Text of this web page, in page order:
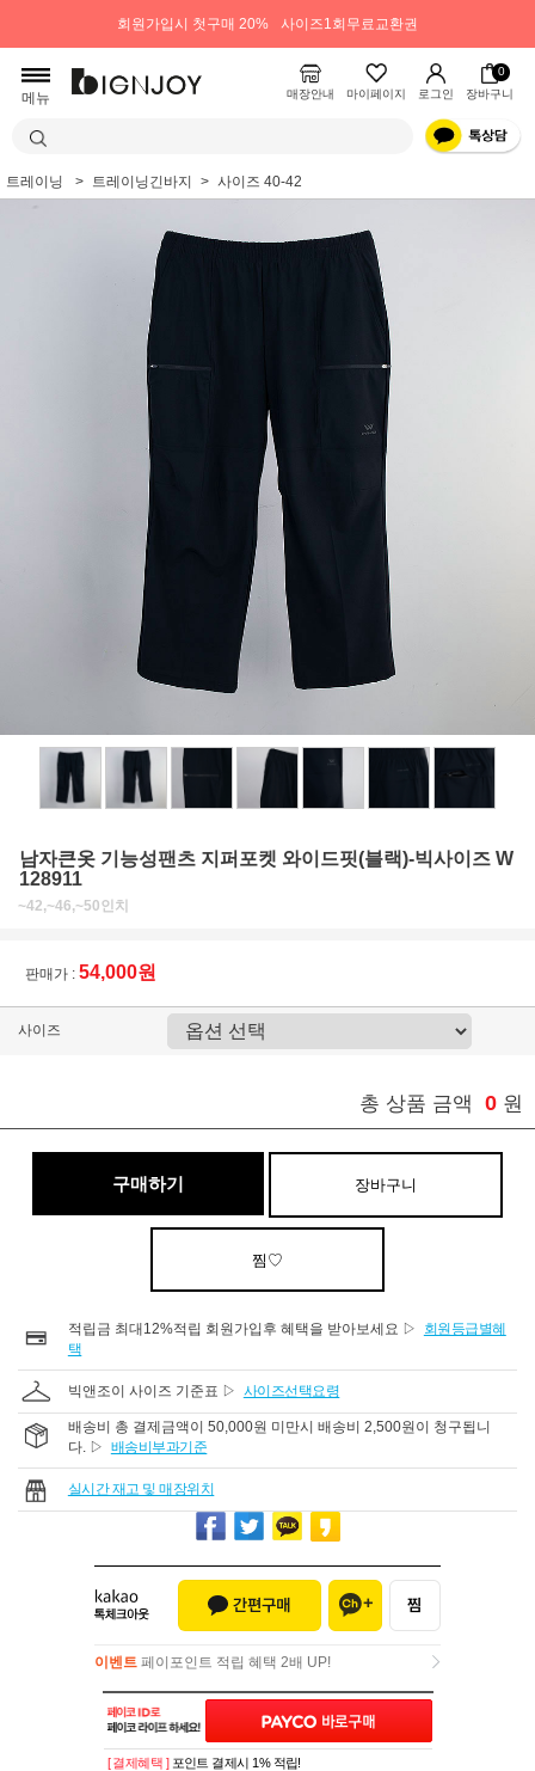
회원가입시 첫구매 20% 사이즈1회무료교환권
메뉴 매장안내 마이페이지 로그인
0
장바구니
트레이닝 트레이닝긴바지 사이즈 40-42
남자큰옷 기능성팬츠 지퍼포켓 와이드핏(블랙)-빅사이즈 W
128911
~42,~46,~50인치
판매가 : 54,000원
사이즈
총 상품 금액 0 원
구매하기 장바구니
찜♡
적립금 최대12%적립 회원가입후 혜택을 받아보세요 ▷
회원등급별혜
택
빅앤조이 사이즈 기준표 ▷ 사이즈선택요령
배송비 총 결제금액이 50,000원 미만시 배송비 2,500원이 청구됩니
다. ▷ 배송비부과기준
실시간 재고 및 매장위치
이벤트 페이포인트 적립 혜택 2배 UP!
이벤트페이포인트 적립 혜택 2배 UP!
[ 결제혜택 ] 포인트 결제시 1% 적립!